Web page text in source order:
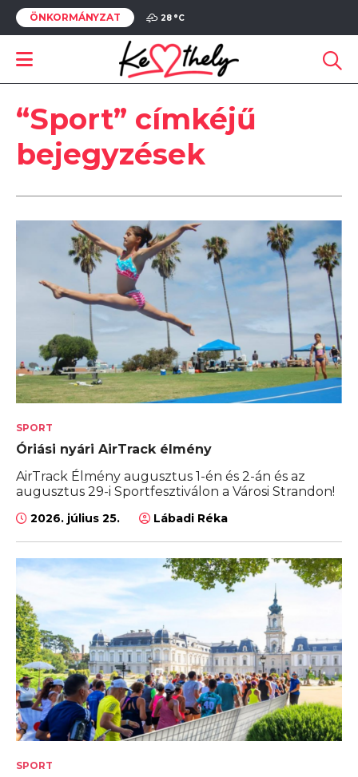
ÖNKORMÁNYZAT 28 °C
“Sport” címkéjű
bejegyzések
SPORT
Óriási nyári AirTrack élmény
AirTrack Élmény augusztus 1-én és 2-án és az
augusztus 29-i Sportfesztiválon a Városi Strandon!
2026. július 25. Lábadi Réka
SPORT